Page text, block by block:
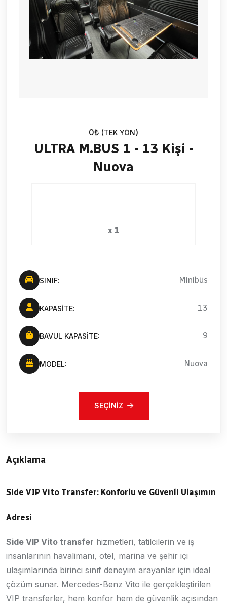
0₺ (TEK YÖN)
ULTRA M.BUS 1 - 13 Kişi -
Nuova
x 1
SINIF: Minibüs
KAPASITE: 13
BAVUL KAPASITE: 9
MODEL: Nuova
SEÇINIZ
Açıklama
Side VIP Vito Transfer: Konforlu ve Güvenli Ulaşımın
Adresi
Side VIP Vito transfer hizmetleri, tatilcilerin ve iş
insanlarının havalimanı, otel, marina ve şehir içi
ulaşımlarında birinci sınıf deneyim arayanlar için ideal
çözüm sunar. Mercedes-Benz Vito ile gerçekleştirilen
VIP transferler, hem konfor hem de güvenlik açısından